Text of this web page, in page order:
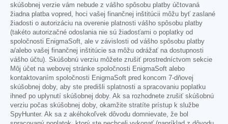
skúšobnej verzie vám nebude z vášho spôsobu platby účtovaná
žiadna platba vopred, hoci vašej finančnej inštitúcii môžu byť zaslané
žiadosti o autorizáciu na overenie platnosti vášho spôsobu platby
(takéto autorizačné odoslania nie sú žiadosťami o poplatky od
spoločnosti EnigmaSoft, ale v závislosti od vášho spôsobu platby
a/alebo vašej finančnej inštitúcie sa môžu odrážať na dostupnosti
vášho účtu). Skúšobnú verziu môžete zrušiť prostredníctvom sekcie
Môj účet na webovej stránke spoločnosti EnigmaSoft alebo
kontaktovaním spoločnosti EnigmaSoft pred koncom 7-dňovej
skúšobnej doby, aby ste predišli splatnosti a spracovaniu poplatku
ihneď po uplynutí skúšobnej doby. Ak sa rozhodnete zrušiť skúšobnú
verziu počas skúšobnej doby, okamžite stratíte prístup k službe
SpyHunter. Ak sa z akéhokoľvek dôvodu domnievate, že bol